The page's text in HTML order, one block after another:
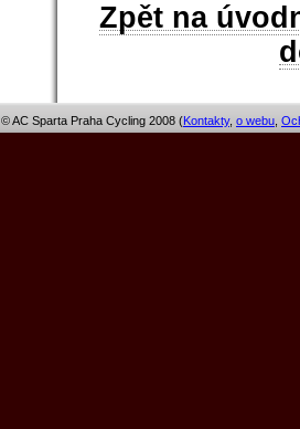
Zpět na
© AC Sparta Praha Cycling 2008 (Kontakty, o webu